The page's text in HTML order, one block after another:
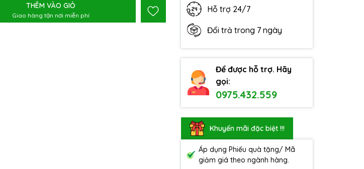
THÊM VÀO GIỎ
Giao hàng tận nơi miễn phí
Hỗ trợ 24/7
Đổi trả trong 7 ngày
Để được hỗ trợ. Hãy
gọi:
0975.432.559
Khuyến mãi đặc biệt !!!
Áp dụng Phiếu quà tặng/ Mã
giảm giá theo ngành hàng.